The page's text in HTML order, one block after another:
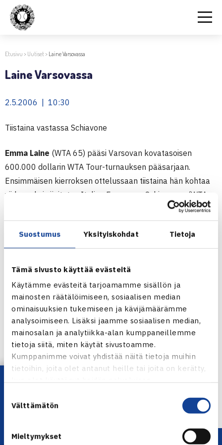
Suostumus Yksityiskohdat Tietoja
Tämä sivusto käyttää evästeitä
Käytämme evästeitä tarjoamamme sisällön ja
mainosten räätälöimiseen, sosiaalisen median
ominaisuuksien tukemiseen ja kävijämäärämme
analysoimiseen. Lisäksi jaamme sosiaalisen median,
mainosalan ja analytiikka-alan kumppaneillemme
tietoja siitä, miten käytät sivustoamme.
Kumppanimme voivat yhdistää näitä tietoja muihin
tietoihin, joita olet antanut heille tai joita on kerätty,
valinta
Välttämätön
Mieltymykset
Etusivu > Uutiset> Laine Varsovassa
Laine Varsovassa
2.5.2006 | 10:30
Tiistaina vastassa Schiavone
Emma Laine (WTA 65) pääsi Varsovan kovatasoisen
600.000 dollarin WTA Tour-turnauksen pääsarjaan.
Ensimmäisen kierroksen ottelussaan tiistaina hän kohtaa
viidenneksi sijoitetun Italian Francesca Schiavonen (WTA
Laine ja Schiavone ovat kohdanneet kerran aiemmin. US
Openin toisella kierroksella viime syyskuussa italialainen
otti voiton luvuin 6-2, 6-2. Tuolloin Laineen WTA-ranking oli
116, Schiavonen 26. US Open pelattiin kovilla alustoilla,
Varsovan WTA Tour-turnaus
Seuraava uutinen: Nieminen Munchenissä… →
Lataa OmaTennis!